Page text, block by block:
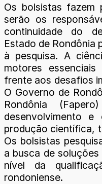
Os bolsistas fazem
serão os
continuidade do
Estado de Rondônia
à pesquisa. A
motores
frente aos desafios
O Governo de
Rondônia
desenvolvimento
produção científica,
Os bolsistas
a busca de
nível da
rondoniense.